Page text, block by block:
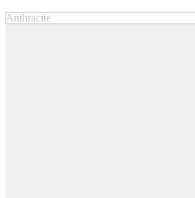
Anthracite